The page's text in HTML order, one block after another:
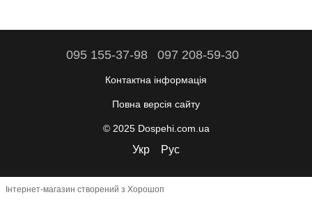
095 155-37-98 097 208-59-30
Контактна інформація
Повна версія сайту
© 2025 Dospehi.com.ua
Укр Рус
Інтернет-магазин створений з Хорошоп